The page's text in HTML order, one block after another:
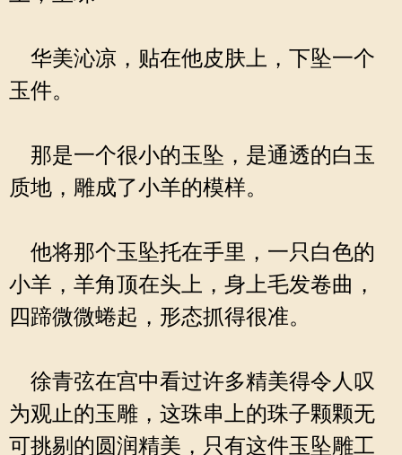
华美沁凉，贴在他皮肤上，下坠一个
玉件。
那是一个很小的玉坠，是通透的白玉
质地，雕成了小羊的模样。
他将那个玉坠托在手里，一只白色的
小羊，羊角顶在头上，身上毛发卷曲，
四蹄微微蜷起，形态抓得很准。
徐青弦在宫中看过许多精美得令人叹
为观止的玉雕，这珠串上的珠子颗颗无
可挑剔的圆润精美，只有这件玉坠雕工